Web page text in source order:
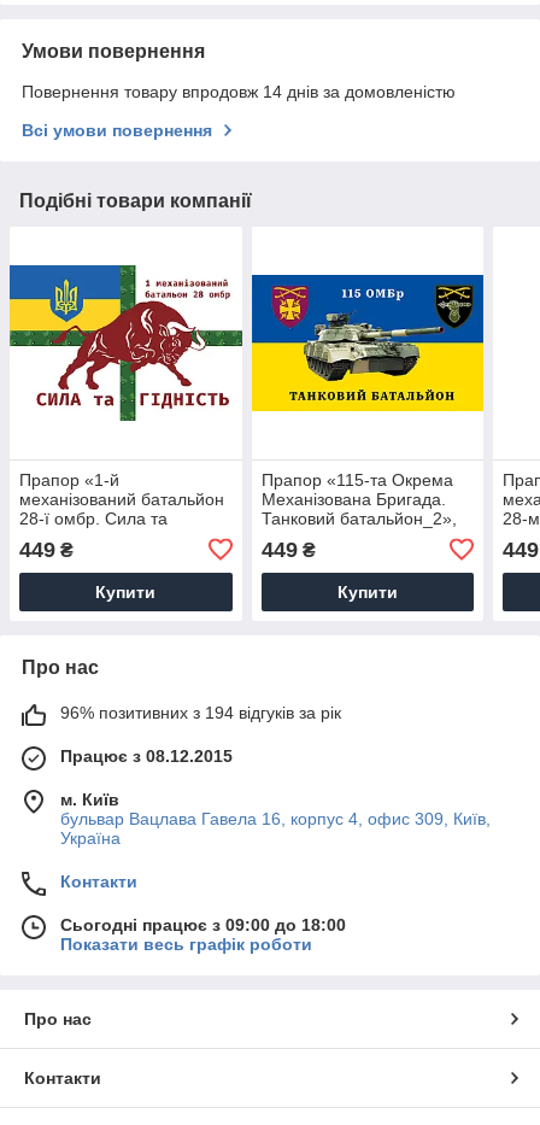
Умови повернення
Повернення товару впродовж 14 днів за домовленістю
Всі умови повернення
Подібні товари компанії
Прапор «1-й
механізований батальйон
28-ї омбр. Сила та
гідність», Штучний шовк,
1200х700 мм
449 ₴
Купити
Прапор «115-та Окрема
Механізована Бригада.
Танковий батальйон_2»,
Штучний шовк, 1200х700
мм
449₴
Купити
28-
449
Про нас
96% позитивних з 194 відгуків за рік
Працює з 08.12.2015
м. Київ
бульвар Вацлава Гавела 16, корпус 4, офис 309, Київ,
Україна
Контакти
Сьогодні працює з 09:00 до 18:00
Показати весь графік роботи
Про нас
Контакти